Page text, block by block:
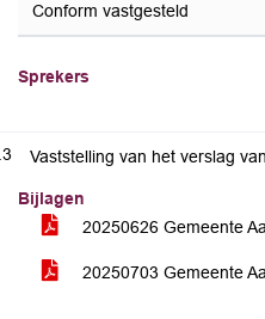
Conform vastgesteld
Sprekers
Vaststelling van het verslag
Bijlagen
20250626 Gemeente
20250703 Gemeente